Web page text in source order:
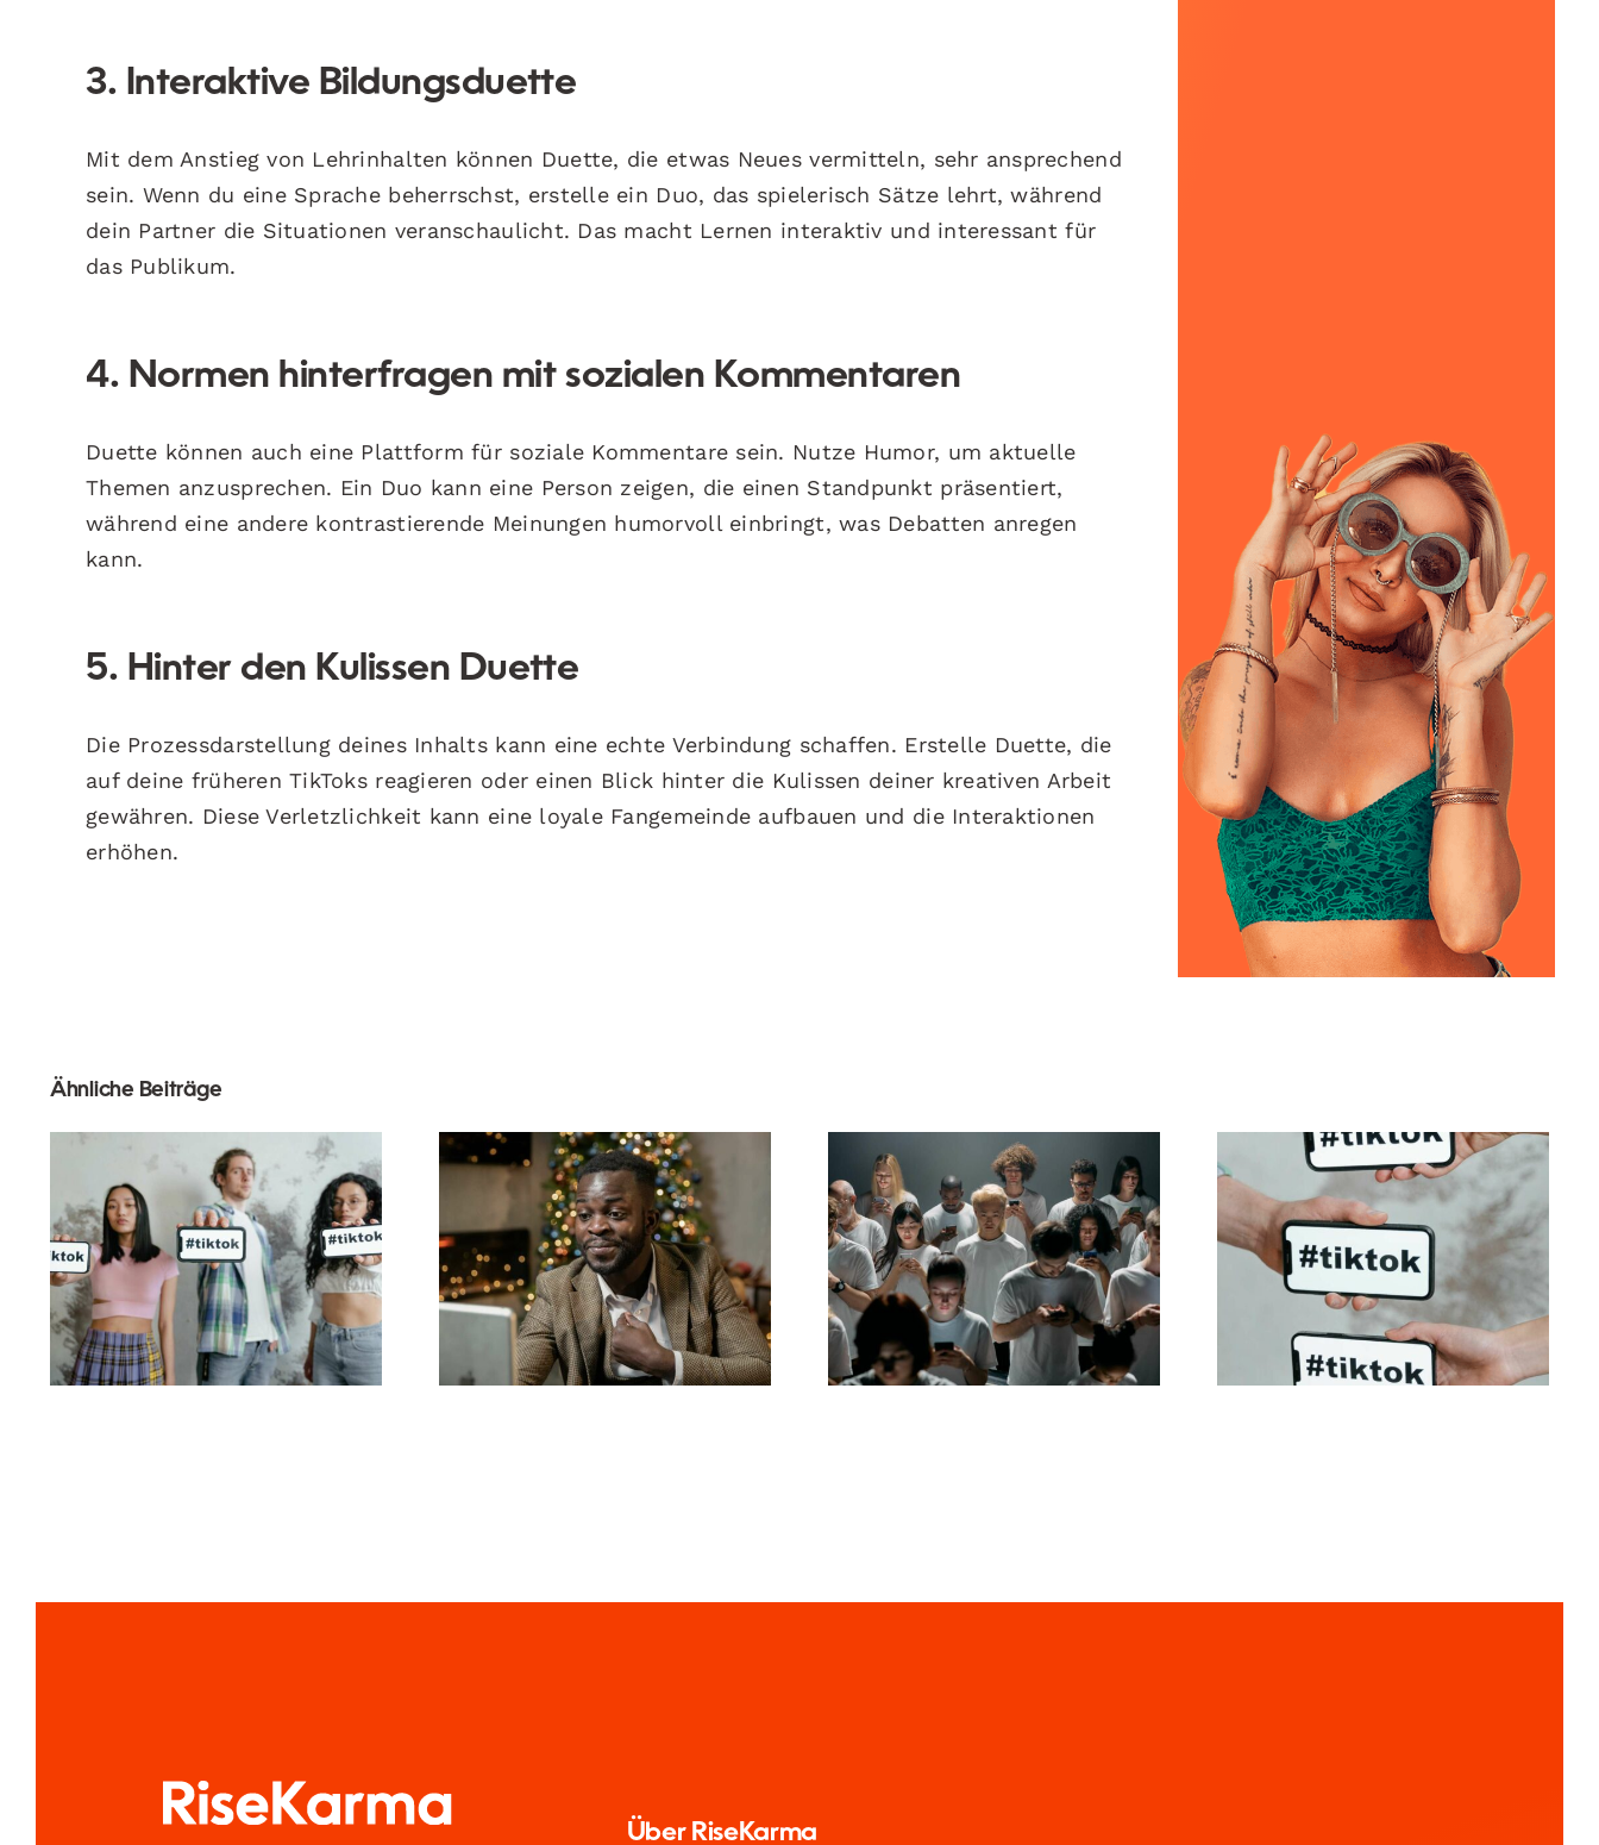
3. Interaktive Bildungsduette
Mit dem Anstieg von Lehrinhalten können Duette, die etwas Neues vermitteln, sehr ansprechend
sein. Wenn du eine Sprache beherrschst, erstelle ein Duo, das spielerisch Sätze lehrt, während
dein Partner die Situationen veranschaulicht. Das macht Lernen interaktiv und interessant für
das Publikum.
4. Normen hinterfragen mit sozialen Kommentaren
Duette können auch eine Plattform für soziale Kommentare sein. Nutze Humor, um aktuelle
Themen anzusprechen. Ein Duo kann eine Person zeigen, die einen Standpunkt präsentiert,
während eine andere kontrastierende Meinungen humorvoll einbringt, was Debatten anregen
kann.
5. Hinter den Kulissen Duette
Die Prozessdarstellung deines Inhalts kann eine echte Verbindung schaffen. Erstelle Duette, die
auf deine früheren TikToks reagieren oder einen Blick hinter die Kulissen deiner kreativen Arbeit
gewähren. Diese Verletzlichkeit kann eine loyale Fangemeinde aufbauen und die Interaktionen
erhöhen.
Ähnliche Beiträge
Die besten Video-
Editing-Apps für
TikTok-Meisterwerke
Wie man Follower auf
LinkedIn ausblendet,
um die Privatsphäre
zu wahren
Tipps zur Gestaltung
beeindruckender
Facebook-Anzeigen,
die konvertieren
Beste TikTok
Datenschutz-
Einstellungen 2024
Über RiseKarma